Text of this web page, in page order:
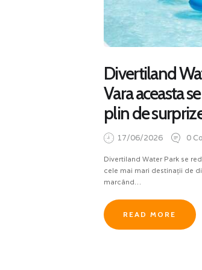
Divertiland
Vara aceasta
plin de
17/06/2026 0
Divertiland Water Park se
cele mai mari destinații de
marcând…
READ MORE